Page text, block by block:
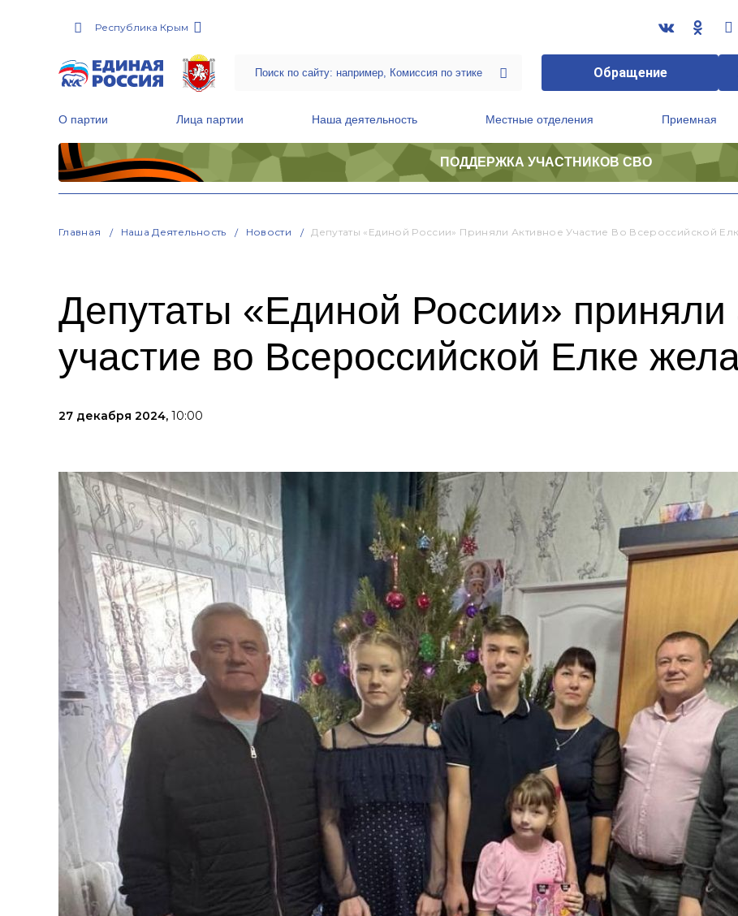
Республика Крым
Обращение
О партии Лица партии Наша деятельность Местные отделения Приемная
ПОДДЕРЖКА УЧАСТНИКОВ СВО
Главная Наша Деятельность Новости Депутаты «Единой России» Приняли Активное Участие Во Всероссийской
Депутаты «Единой России» приняли
участие во Всероссийской Елке
27 декабря 2024, 10:00